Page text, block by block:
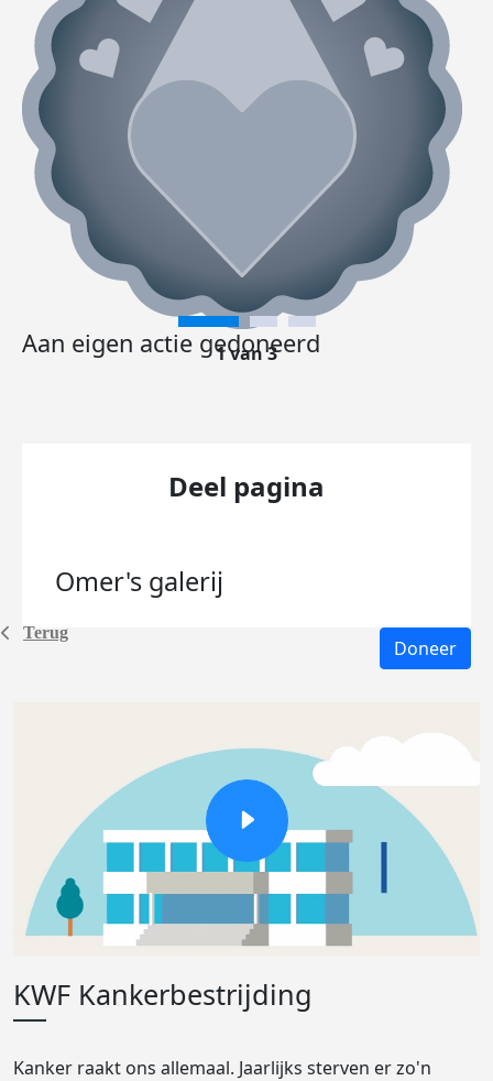
Terug
Aan eigen actie gedoneerd
1 van 3
Deel pagina
Omer's galerij
Doneer
KWF Kankerbestrijding
Kanker raakt ons allemaal. Jaarlijks sterven er zo'n